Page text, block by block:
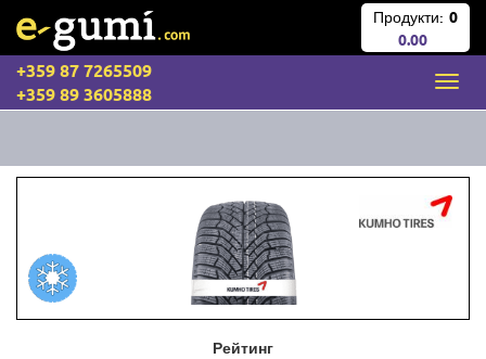
Продукти: 0
0.00
+359 87 7265509
+359 89 3605888
Рейтинг